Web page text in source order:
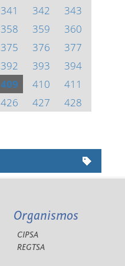
341 342
343
358 359
360
375 376
377
392 393
394
409 410
411
426 427
428
Organismos
CIPSA
REGTSA